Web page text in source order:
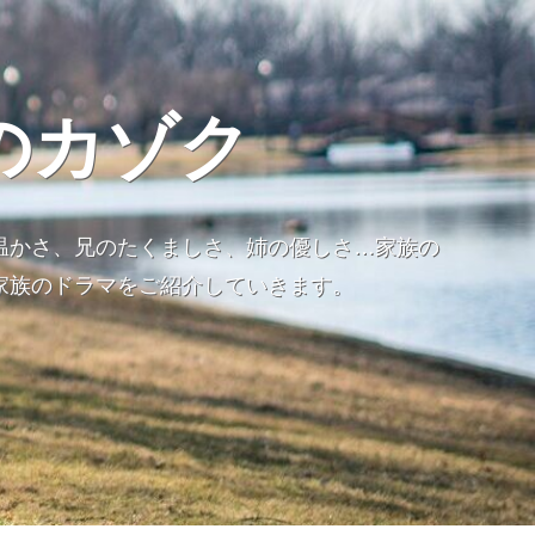
カゾク
かさ、兄のたくましさ、姉の優しさ…家族の
のドラマをご紹介していきます。